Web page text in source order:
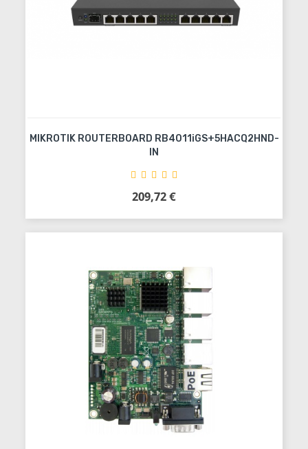
MIKROTIK ROUTERBOARD RB4011iGS+5HACQ2HND-
IN
Precio
209,72 €
Añadir al carrito